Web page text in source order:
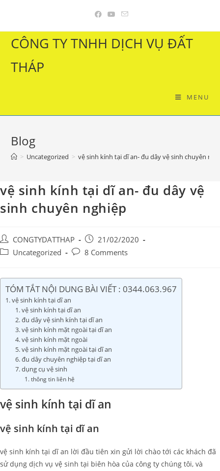
content
CÔNG TY TNHH DỊCH VỤ ĐẤT
THÁP
MENU
Blog
> Uncategorized > vệ sinh kính tại dĩ an- đu dây vệ sinh chuyên
vệ sinh kính tại dĩ an- đu dây vệ
sinh chuyên nghiệp
Post
author:
CONGTYDATTHAP
Post
published:
21/02/2020
Post Uncategorized
Post8 Comments
TÓM TẮT NỘI DUNG BÀI VIẾT : 0344.063.967
vệ sinh kính tại dĩ an
vệ sinh kính tại dĩ an
đu dây vệ sinh kính tại dĩ an
vệ sinh kính mặt ngoài tại dĩ an
vệ sinh kính mặt ngoài
vệ sinh kính mặt ngoài tại dĩ an
đu dây chuyên nghiệp tại dĩ an
dụng cụ vệ sinh
thông tin liên hệ
vệ sinh kính tại dĩ an
vệ sinh kính tại dĩ an
vệ sinh kính tại dĩ an lời đầu tiên xin gửi lời chào tới các khách đã
sử dụng dịch vụ vệ sinh tại biên hòa của công ty chúng tôi, và